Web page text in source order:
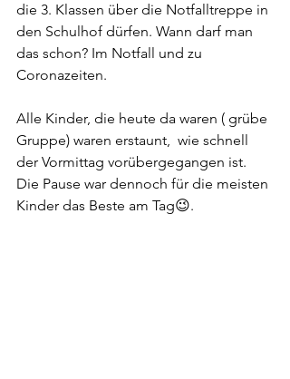
die 3. Klassen über die Notfalltreppe in
den Schulhof dürfen. Wann darf man
das schon? Im Notfall und zu
Coronazeiten.
Alle Kinder, die heute da waren ( grübe
Gruppe) waren erstaunt,  wie schnell
der Vormittag vorübergegangen ist.
Die Pause war dennoch für die meisten
Kinder das Beste am Tag😉.